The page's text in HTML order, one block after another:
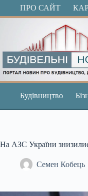
ПерейтиПРО САЙТ
Будівництво
На АЗС України
Семен Кобець